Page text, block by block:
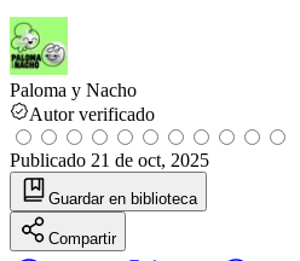
Paloma y Nacho
Autor verificado
Publicado 21 de oct, 2025
Guardar en biblioteca
Compartir